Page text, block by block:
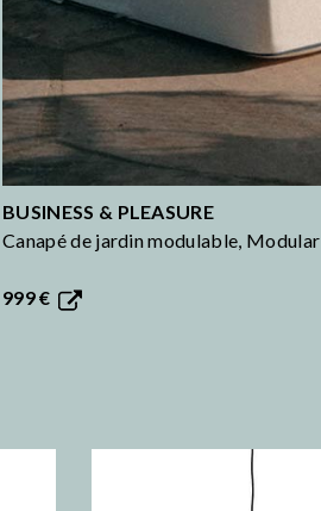
BUSINESS & PLEASURE
Canapé de jardin modulable, Modular
999 €